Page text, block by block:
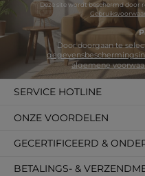
Deze site wordt beschermd door
algemene
SERVICE HOTLINE
BETALINGS- &
GECERTIFICEERD &
ONZE VOORDELEN